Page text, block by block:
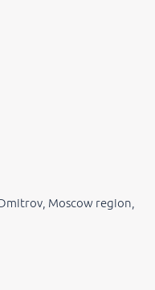
Moscow region,